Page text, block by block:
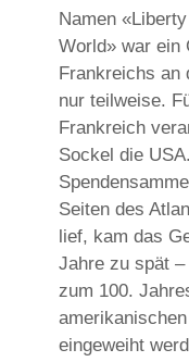
Namen
World» war ein
Frankreichs an
nur teilweise.
Frankreich
Sockel die
Seiten des
lief, kam das
Jahre zu spät
zum 100.
eingeweiht